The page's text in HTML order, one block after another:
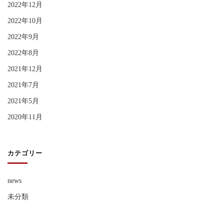
2022年12月
2022年10月
2022年9月
2022年8月
2021年12月
2021年7月
2021年5月
2020年11月
カテゴリー
news
未分類